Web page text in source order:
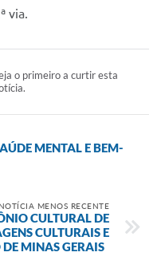
via.
o primeiro a curtir esta
MENTAL E BEM-
NOTÍCIA MENOS RECENTE
CULTURAL DE
CULTURAIS E
MINAS GERAIS